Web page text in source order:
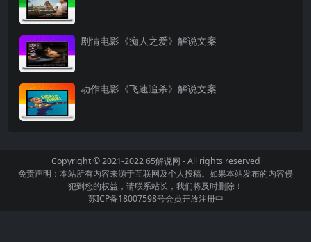
剧情电影《痴人之爱》解说文案
动作电影《飞速追杀》解说文案
Copyright © 2021-202265解说网 - All rights reserved
免责声明：本站所有内容来源于互联网及个人投稿。如果本站发布的内容侵
犯到您的权益，请联系站长，我们将及时删除！
苏ICP备18007598号会员开放注册中